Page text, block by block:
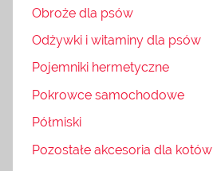
Obroże dla psów
Odżywki i witaminy dla psów
Pojemniki hermetyczne
Pokrowce samochodowe
Półmiski
Pozostałe akcesoria dla kotów